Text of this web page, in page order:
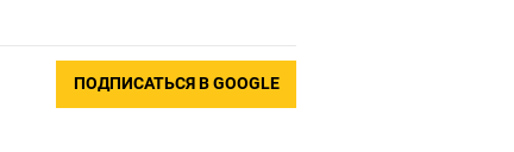
ПОДПИСАТЬСЯ В GOOGLE